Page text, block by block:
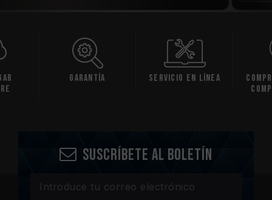
Garantía Servicio en línea
Suscríbete al boletín